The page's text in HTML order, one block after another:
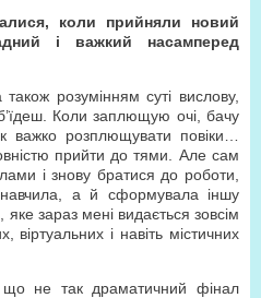
коли прийняли новий
і важкий насамперед
розумінням суті вислову,
Коли заплющую очі, бачу
важко розплющувати повіки…
прийти до тями. Але сам
і знову братися до роботи,
а й сформувала іншу
яке зараз мені видається зовсім
віртуальних і навіть містичних
не так драматичний фінал